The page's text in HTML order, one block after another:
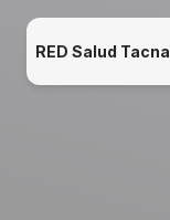
RED Salud Tacna